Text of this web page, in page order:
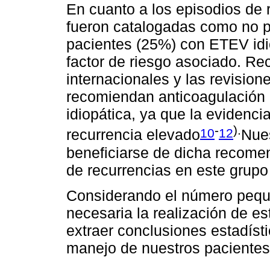
En cuanto a los episodios de
fueron catalogadas como no
pacientes (25%) con ETEV
factor de riesgo asociado.
internacionales y las
recomiendan
idiopática, ya que la
recurrencia elevado10-12).
beneficiarse de dicha
de recurrencias en este
Considerando el número
necesaria la realización de
extraer conclusiones
manejo de nuestros